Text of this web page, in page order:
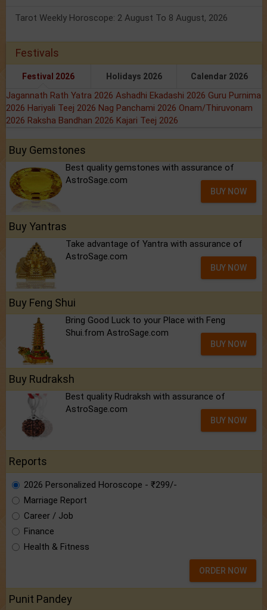
Tarot Weekly Horoscope: 2 August To 8 August, 2026
Festivals
Festival 2026 Holidays 2026 Calendar 2026
Jagannath Rath Yatra 2026 Ashadhi Ekadashi 2026 Guru Purnima
2026 Hariyali Teej 2026 Nag Panchami 2026 Onam/Thiruvonam
2026 Raksha Bandhan 2026 Kajari Teej 2026
Buy Gemstones
Best quality gemstones with assurance of
AstroSage.com
BUY NOW
Buy Yantras
Take advantage of Yantra with assurance of
AstroSage.com
BUY NOW
Buy Feng Shui
Bring Good Luck to your Place with Feng
Shui.from AstroSage.com
BUY NOW
Buy Rudraksh
Best quality Rudraksh with assurance of
AstroSage.com
BUY NOW
Reports
2026 Personalized Horoscope - ₹299/-
Marriage Report
Career / Job
Finance
Health & Fitness
ORDER NOW
Punit Pandey